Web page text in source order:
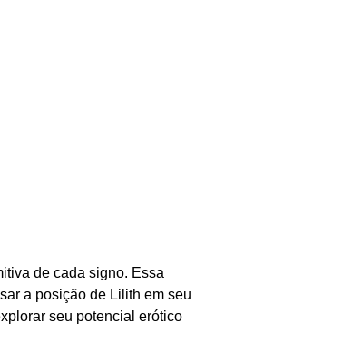
de cada signo. Essa
a posição de Lilith em seu
seu potencial erótico